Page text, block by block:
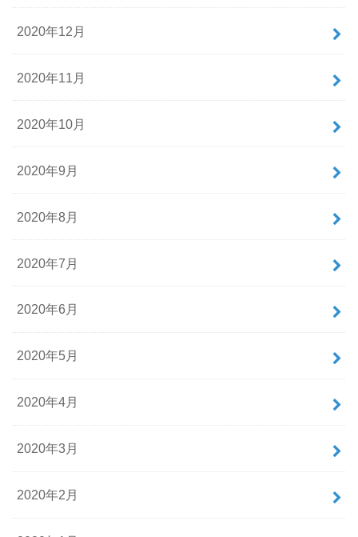
2020年12月
2020年11月
2020年10月
2020年9月
2020年8月
2020年7月
2020年6月
2020年5月
2020年4月
2020年3月
2020年2月